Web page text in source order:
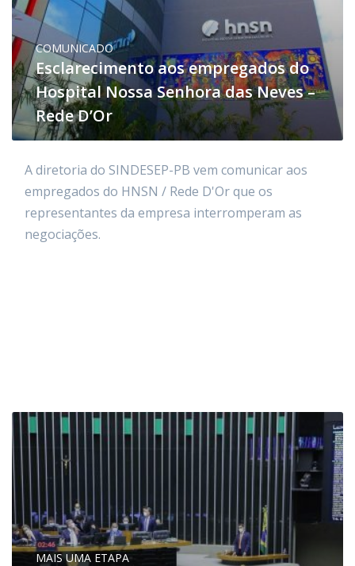
COMUNICADO
Esclarecimento aos empregados do
Hospital Nossa Senhora das Neves –
Rede D’Or
A diretoria do SINDESEP-PB vem comunicar aos
empregados do HNSN / Rede D'Or que os
representantes da empresa interromperam as
negociações.
MAIS UMA ETAPA